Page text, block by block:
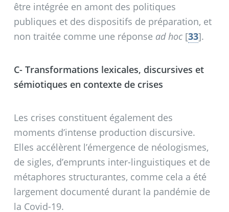
être intégrée en amont des politiques
publiques et des dispositifs de préparation, et
non traitée comme une réponse ad hoc[33].
C- Transformations lexicales, discursives et
sémiotiques en contexte de crises
Les crises constituent également des
moments d’intense production discursive.
Elles accélèrent l’émergence de néologismes,
de sigles, d’emprunts inter-linguistiques et de
métaphores structurantes, comme cela a été
largement documenté durant la pandémie de
la Covid-19.